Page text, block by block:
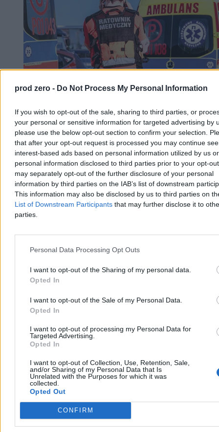
prod zero - Do Not Process My Personal Information
If you wish to opt-out of the sale, sharing to third parties, or
your personal or sensitive information for targeted advertising by
please use the below opt-out section to confirm your selection.
that after your opt-out request is processed you may continue
interest-based ads based on personal information utilized by us or
personal information disclosed to third parties prior to your opt-
may separately opt-out of the further disclosure of your personal
information by third parties on the IAB’s list of downstream
This information may also be disclosed by us to third parties on
List of Downstream Participants that may further disclose it to
parties.
Personal Data Processing Opt Outs
I want to opt-out of the Sharing of my personal data.
Opted In
I want to opt-out of the Sale of my Personal Data.
Opted In
I want to opt-out of processing my Personal Data for
Targeted Advertising.
Opted In
I want to opt-out of Collection, Use, Retention, Sale,
and/or Sharing of my Personal Data that Is
Unrelated with the Purposes for which it was
collected.
Opted Out
CONFIRM
Szczecinie. Udana reanimacja
W sobotę po godz. 14 w Szczecinie dwóch chłopców w wieku 9 i
11 lat wpadło do zbiornika przeciwpożarowego na terenie SP 18.
Wyciągnęli ich przypadkowi przechodnie, a strażacy i ratownicy
medyczni przywrócili obu chłopcom czynności życiowe. Policja
bada okoliczności zdarzenia pod nadzorem prokuratury.
Aleksandra Cieślik
Wczoraj 20:06
3 min
Kraj
Pikieta przeciw transportowi konnemu do
Morskiego Oka. Wozacy odpierają zarzuty
W sobotę na Palenicy Białczańskiej odbyła się pikieta przeciw
transportowi konnemu do Morskiego Oka. Aktywiści z ruchu Dla